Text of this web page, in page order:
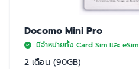
Docomo Mini Pro
มีจำหน่ายทั้ง Card Sim และ eSim
2 เดือน (90GB)